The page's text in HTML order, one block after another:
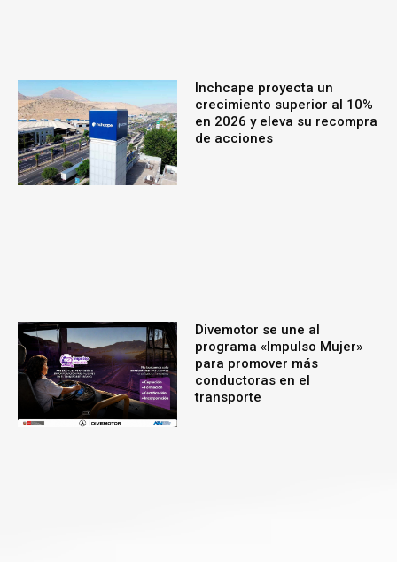
Inchcape proyecta un
crecimiento superior al 10%
en 2026 y eleva su recompra
de acciones
Divemotor se une al
programa «Impulso Mujer»
para promover más
conductoras en el
transporte